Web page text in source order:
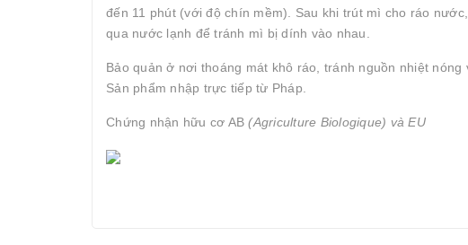
đến 11 phút (với độ chín mềm). Sau khi trút mì cho ráo
qua nước lạnh để tránh mì bị dính vào nhau.
Bảo quản ở nơi thoáng mát khô ráo, tránh nguồn nhiệt nóng
Sản phẩm nhập trực tiếp từ Pháp.
Chứng nhận hữu cơ AB (Agriculture Biologique) và EU